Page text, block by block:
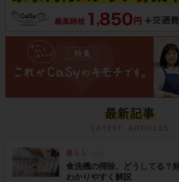
食洗機の掃除、どうしてる？
わかりやすく解説